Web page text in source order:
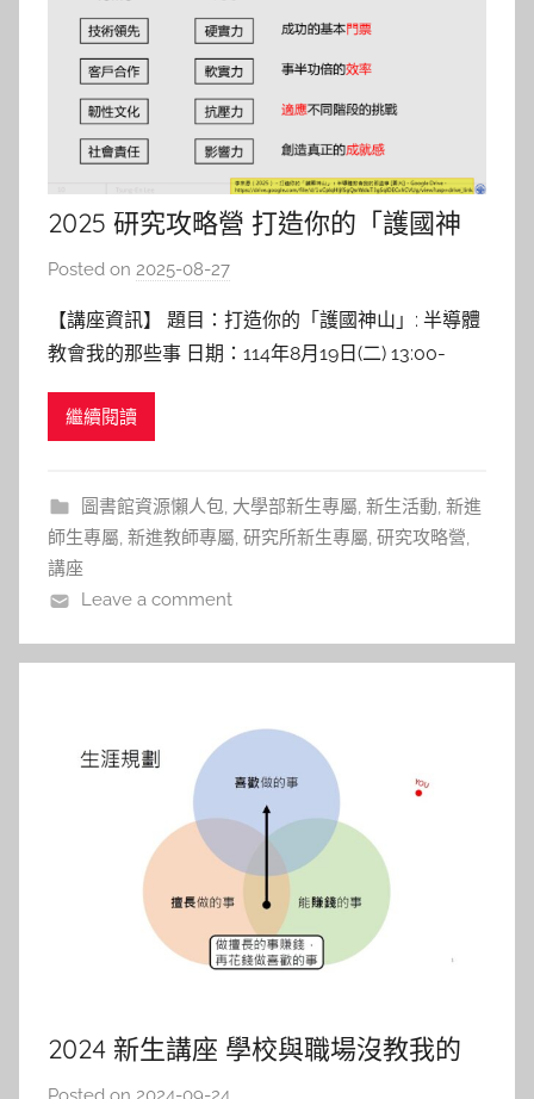
2025 研究攻略營 打造你的「護國神
山」: 半導體教會我的那些事
Posted on 2025-08-27
c
h
【講座資訊】 題目：打造你的「護國神山」: 半導體
教會我的那些事 日期：114年8月19日(二) 13:00-
理教授 陽明交通大學半導體工程學系 【講座紀實】
繼續閱讀
圖書館資源懶人包, 大學部新生專屬, 新生活動, 新進
師生專屬, 新進教師專屬, 研究所新生專屬, 研究攻略營,
講座
Leave a comment
2024 新生講座 學校與職場沒教我的
事